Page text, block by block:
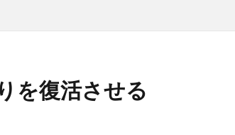
を復活させる